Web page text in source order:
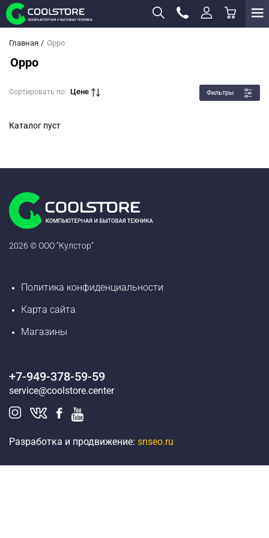
Главная Oppo
Oppo
Сортировать по: Цене Фильтры
Каталог пуст
2026 © ООО “Кулстор”
Политика конфиденциальности
Карта сайта
Магазины
+7-949-378-59-59
service@coolstore.center
Разработка и продвижение: snseo.ru